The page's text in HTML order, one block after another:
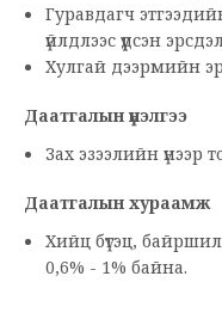
Гуравдагч
үйлдлээс үүдсэн
Хулгай дээрмийн
Даатгалын үнэлгээ
Зах эзээлийн үнээр
Даатгалын хураамж
Хийц бүтэц,
0,6% - 1% байна.